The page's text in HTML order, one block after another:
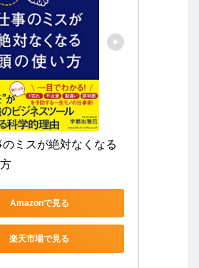
のミスが絶対なくなる
Amazonで見る
楽天市場で見る